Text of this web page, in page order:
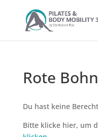
Rote
Du hast keine
Bitte klicke hier, um